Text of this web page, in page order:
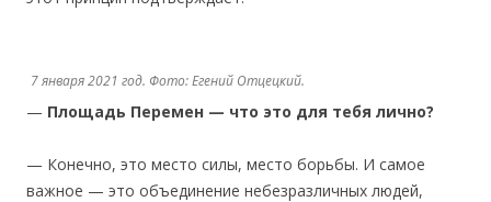
7 января 2021 год. Фото: Егений Отцецкий.
— Площадь Перемен — что это для тебя лично?
— Конечно, это место силы, место борьбы. И самое
важное — это объединение небезразличных людей,